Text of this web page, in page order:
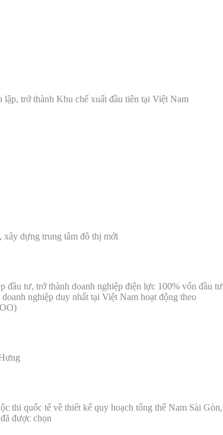
lập, trở thành Khu chếxuất đầu tiên tại Việt Nam
Tân Thuận
dựng trung tâm đô thị mới
đầu tư, trở thành doanh nghiệp điện lực 100% vốn đầu tư
nghiệp duy nhất tại Việt Nam hoạt động theo
thi quốc tếvềthiết kếquy hoạch tổng thể Nam Sài Gòn,
đã được chọn